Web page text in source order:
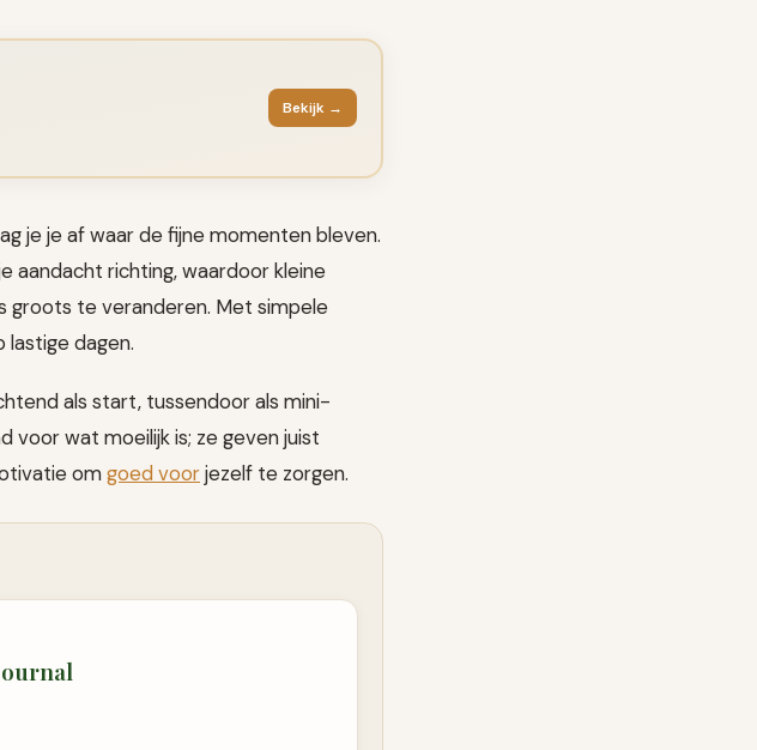
Bekijk →
je je af waar de fijne momenten bleven.
aandacht richting, waardoor kleine
groots te veranderen. Met simpele
lastige dagen.
als start, tussendoor als mini-
voor wat moeilijk is; ze geven juist
omgoed voorjezelf te zorgen.